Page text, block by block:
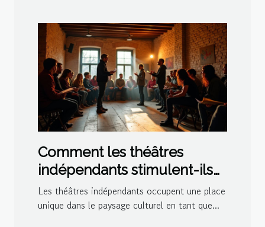
Comment les théâtres
indépendants stimulent-ils
la créativité culturelle ?
Les théâtres indépendants occupent une place
unique dans le paysage culturel en tant que...